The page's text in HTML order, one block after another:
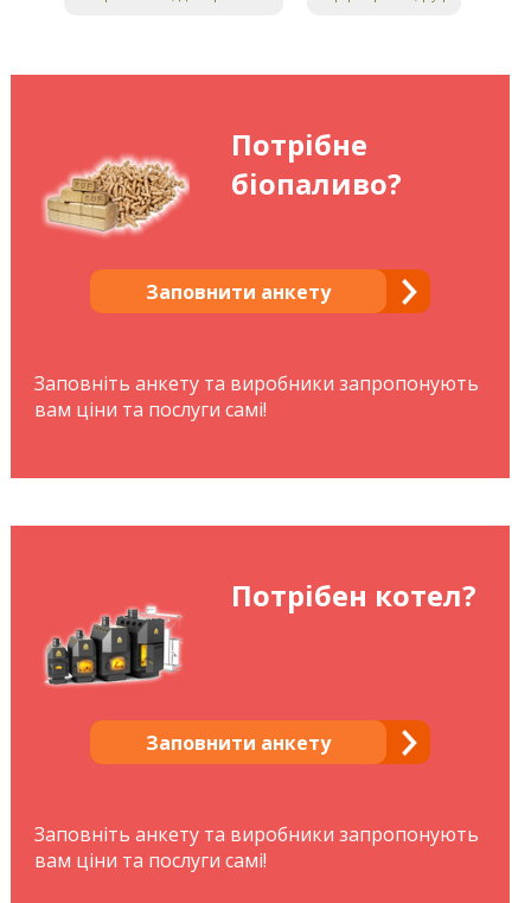
Потрібне
біопаливо?
Заповнити анкету
Заповніть анкету та виробники запропонують
вам ціни та послуги самі!
Потрібен котел?
Заповнити анкету
Заповніть анкету та виробники запропонують
вам ціни та послуги самі!